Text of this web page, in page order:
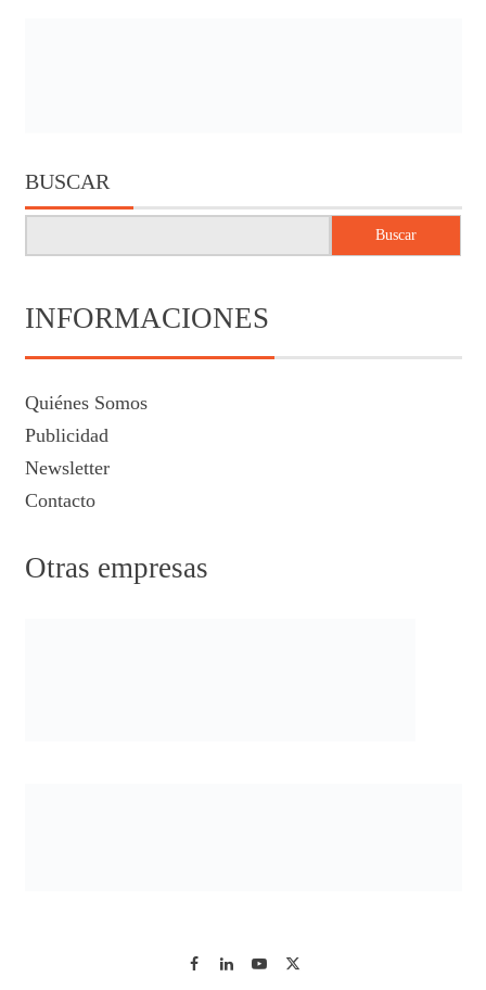
BUSCAR
Buscar
INFORMACIONES
Quiénes Somos
Publicidad
Newsletter
Contacto
Otras empresas